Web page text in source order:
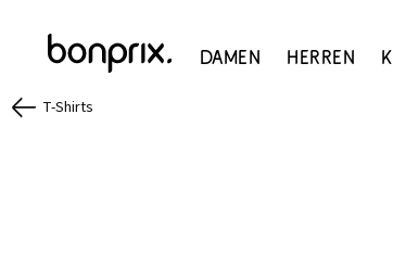
Damen Herren
T-Shirts